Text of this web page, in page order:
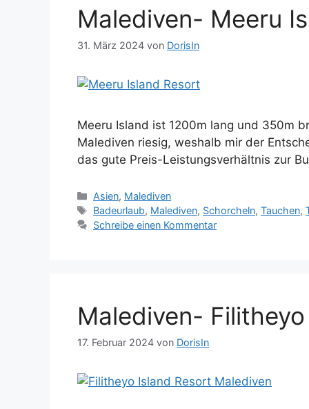
Malediven- Meeru
31. März 2024 von DorisIn
Meeru Island ist 1200m lang und 350m
Malediven riesig, weshalb mir der
das gute Preis-Leistungsverhältnis zur
Kategorien
Asien, Malediven
Schlagwörter
Badeurlaub, Malediven, Schorcheln,Tauchen,
Schreibe einen Kommentar
Malediven-
17. Februar 2024 von DorisIn